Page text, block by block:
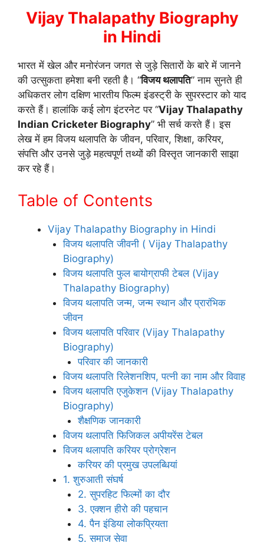
Vijay Thalapathy Biography
in Hindi
भारत में खेल और मनोरंजन जगत से जुड़े सितारों के बारे में जानने
की उत्सुकता हमेशा बनी रहती है। “विजय थलापति” नाम सुनते ही
अधिकतर लोग दक्षिण भारतीय फिल्म इंडस्ट्री के सुपरस्टार को याद
करते हैं। हालांकि कई लोग इंटरनेट पर “Vijay Thalapathy
Indian Cricketer Biography” भी सर्च करते हैं। इस
लेख में हम विजय थलापति के जीवन, परिवार, शिक्षा, करियर,
संपत्ति और उनसे जुड़े महत्वपूर्ण तथ्यों की विस्तृत जानकारी साझा
कर रहे हैं।
Table of Contents
Vijay Thalapathy Biography in Hindi
विजय थलापति जीवनी ( Vijay Thalapathy
Biography)
विजय थलापति फुल बायोग्राफी टेबल (Vijay
Thalapathy Biography)
विजय थलापति जन्म, जन्म स्थान और प्रारंभिक
जीवन
विजय थलापति परिवार (Vijay Thalapathy
Biography)
परिवार की जानकारी
विजय थलापति रिलेशनशिप, पत्नी का नाम और विवाह
विजय थलापति एजुकेशन (Vijay Thalapathy
Biography)
शैक्षणिक जानकारी
विजय थलापति फिजिकल अपीयरेंस टेबल
विजय थलापति करियर प्रोग्रेशन
करियर की प्रमुख उपलब्धियां
1. शुरुआती संघर्ष
2. सुपरहिट फिल्मों का दौर
3. एक्शन हीरो की पहचान
4. पैन इंडिया लोकप्रियता
5. समाज सेवा